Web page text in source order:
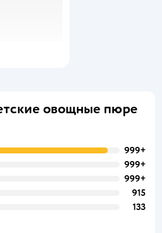
овощные пюре
999+
999+
999+
915
133